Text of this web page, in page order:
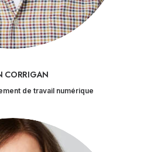
CORRIGAN
de travail numérique